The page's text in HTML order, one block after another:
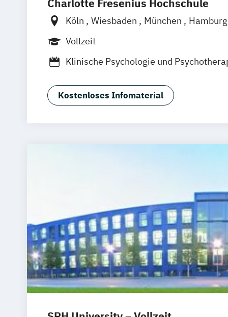
Charlotte Fresenius Hochschule
Köln Wiesbaden München Hamburg
Heidelberg
Vollzeit
Klinische Psychologie und
Kostenloses Infomaterial